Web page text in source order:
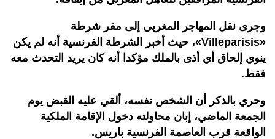
وجرى نقل المهاجر المغربي إلى مقر شرطة
«Villeparisis»، حيث أخبر الشرطة الفرنسية أنه لم يكن
ينوي إلحاق أي أذى بالملك مؤكدا أنه كان يريد التحدث معه
فقط.
وحري بالذكر أن الشخص نفسه، ألقي عليه القبض يوم
الجمعة الماضي، إبان محاولته دخول الإقامة الملكية
الواقعة قرب العاصمة الفرنسية باريس.